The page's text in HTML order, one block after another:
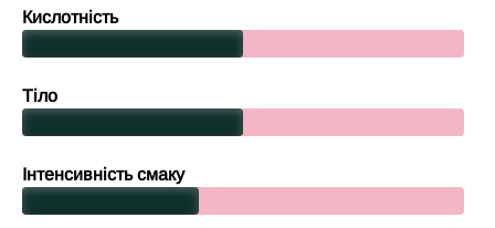
Кислотність
Тіло
Інтенсивність смаку